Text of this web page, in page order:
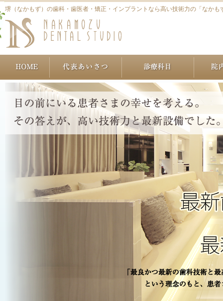
堺（なかもず）の歯科・歯医者・矯正・インプラントなら高い技術力の「なかも